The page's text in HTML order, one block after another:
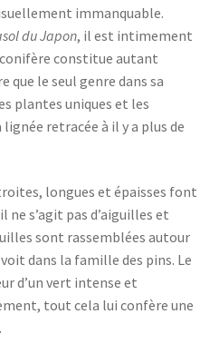
immanquable.
du Japon, il est intimement
constitue autant
que le seul genre dans sa
plantes uniques et les
retracée à il y a plus de
longues et épaisses font
ne s’agit pas d’aiguilles et
sont rassemblées autour
dans la famille des pins. Le
d’un vert intense et
tout cela lui confère une